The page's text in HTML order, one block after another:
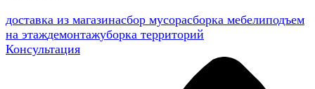
доставка из магазинасбор мусорасборка мебелиподъем
на этаждемонтажуборка территорий
Консультация